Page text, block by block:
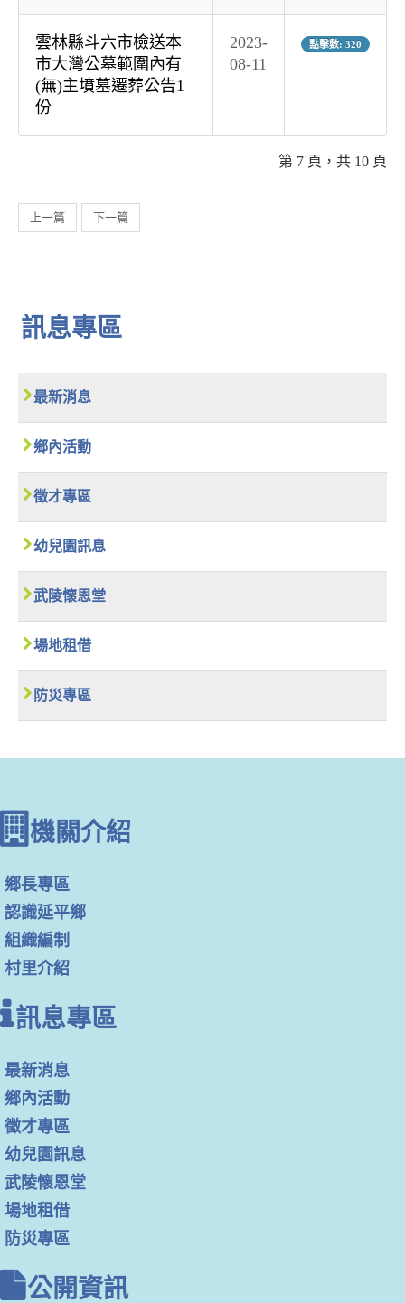
雲林縣斗六市檢送本
市大灣公墓範圍內有
(無)主墳墓遷葬公告1
份
2023-
08-11
點擊數: 320
第 7 頁，共 10 頁
上一篇 下一篇
訊息專區
最新消息
鄉內活動
徵才專區
幼兒園訊息
武陵懷恩堂
場地租借
防災專區
機關介紹
鄉長專區
認識延平鄉
組織編制
村里介紹
訊息專區
最新消息
鄉內活動
徵才專區
幼兒園訊息
武陵懷恩堂
場地租借
防災專區
公開資訊